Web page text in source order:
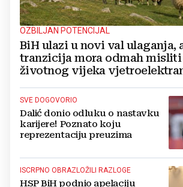
OZBILJAN POTENCIJAL
BiH ulazi u novi val ulaganja,
tranzicija mora odmah misliti
životnog vijeka
SVE DOGOVORIO
Dalić donio odluku o nastavku
karijere! Poznato koju
reprezentaciju preuzima
ISCRPNO OBRAZLOŽILI RAZLOGE
HSP BiH podnio apelaciju